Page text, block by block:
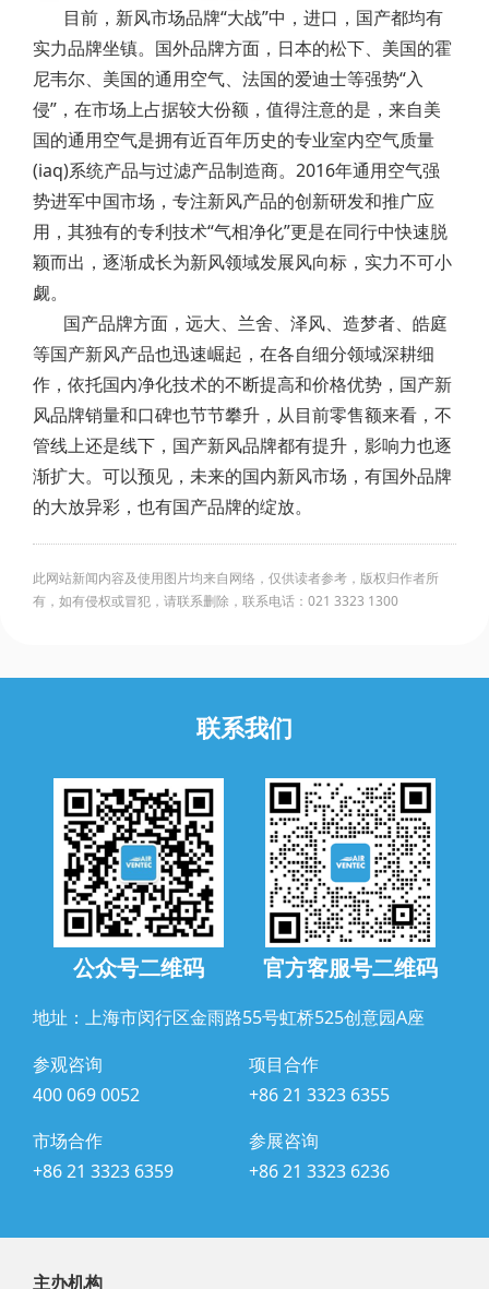
目前，新风市场品牌“大战”中，进口，国产都均有
实力品牌坐镇。国外品牌方面，日本的松下、美国的霍
尼韦尔、美国的通用空气、法国的爱迪士等强势“入
侵”，在市场上占据较大份额，值得注意的是，来自美
国的通用空气是拥有近百年历史的专业室内空气质量
(iaq)系统产品与过滤产品制造商。2016年通用空气强
势进军中国市场，专注新风产品的创新研发和推广应
用，其独有的专利技术“气相净化”更是在同行中快速脱
颖而出，逐渐成长为新风领域发展风向标，实力不可小
觑。
国产品牌方面，远大、兰舍、泽风、造梦者、皓庭
等国产新风产品也迅速崛起，在各自细分领域深耕细
作，依托国内净化技术的不断提高和价格优势，国产新
风品牌销量和口碑也节节攀升，从目前零售额来看，不
管线上还是线下，国产新风品牌都有提升，影响力也逐
渐扩大。可以预见，未来的国内新风市场，有国外品牌
的大放异彩，也有国产品牌的绽放。
此网站新闻内容及使用图片均来自网络，仅供读者参考，版权归作者所
有，如有侵权或冒犯，请联系删除，联系电话：021 3323 1300
联系我们
公众号二维码 官方客服号二维码
地址：上海市闵行区金雨路55号虹桥525创意园A座
参观咨询
400 069 0052
项目合作
+86 21 3323 6355
市场合作
+86 21 3323 6359
参展咨询
+86 21 3323 6236
主办机构